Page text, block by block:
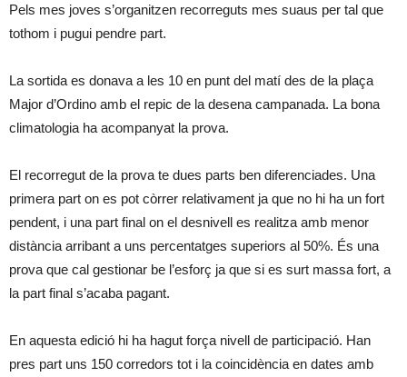
Pels mes joves s’organitzen recorreguts mes suaus per tal que
tothom i pugui pendre part.
La sortida es donava a les 10 en punt del matí des de la plaça
Major d’Ordino amb el repic de la desena campanada. La bona
climatologia ha acompanyat la prova.
El recorregut de la prova te dues parts ben diferenciades. Una
primera part on es pot còrrer relativament ja que no hi ha un fort
pendent, i una part final on el desnivell es realitza amb menor
distància arribant a uns percentatges superiors al 50%. És una
prova que cal gestionar be l’esforç ja que si es surt massa fort, a
la part final s’acaba pagant.
En aquesta edició hi ha hagut força nivell de participació. Han
pres part uns 150 corredors tot i la coincidència en dates amb